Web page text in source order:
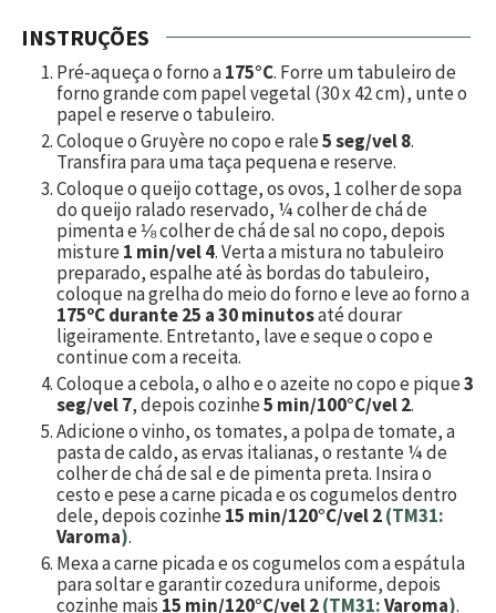
INSTRUÇÕES
Pré-aqueça o forno a175°C. Forre um tabuleiro de
forno grande com papel vegetal (30 x 42 cm), unte o
papel e reserve o tabuleiro.
Coloque o Gruyère no copo e rale5 seg/vel 8.
Transfira para uma taça pequena e reserve.
Coloque o queijo cottage, os ovos, 1colher de sopa
do queijo ralado reservado, ¼colher de chá de
pimenta e⅛colher de chá de sal no copo, depois
misture1 min/vel 4. Verta a mistura no tabuleiro
preparado, espalhe até às bordas do tabuleiro,
coloque na grelha do meio do forno e leve ao forno a
175ºC durante 25 a 30 minutosaté dourar
ligeiramente. Entretanto, lave e seque o copo e
continue com a receita.
Coloque a cebola, o alho e o azeite no copo e pique3
seg/vel 7, depois cozinhe5 min/100°C/vel 2.
Adicione o vinho, os tomates, a polpa de tomate, a
pasta de caldo, as ervas italianas, o restante¼de
colher de chá de sal e de pimenta preta. Insira o
cesto e pese a carne picada e os cogumelos dentro
dele, depois cozinhe15 min/120°C/vel 2(TM31:
Varoma).
Mexa a carne picada e os cogumelos com a espátula
para soltar e garantir cozedura uniforme, depois
cozinhe mais 15 min/120°C/vel 2(TM31:Varoma).